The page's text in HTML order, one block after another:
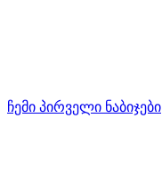
ჩემი პირველი ნაბიჯები